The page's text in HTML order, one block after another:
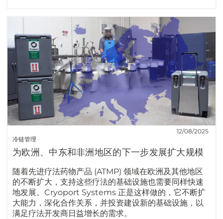
冷链管理
12/08/2025
为欧洲、中东和非洲地区的下一步发展扩大规模
随着先进疗法药物产品 (ATMP) 领域在欧洲及其他地区
的不断扩大，支持这些疗法的基础设施也需要同样快速
地发展。Cryoport Systems 正是这样做的，它不断扩
大能力，深化合作关系，并投资建设新的基础设施，以
满足疗法开发商日益增长的需求。